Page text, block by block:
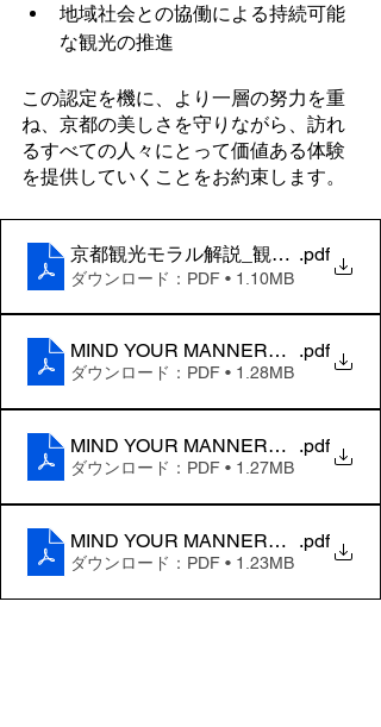
地域社会との協働による持続可能
な観光の推進
この認定を機に、より一層の努力を重
ね、京都の美しさを守りながら、訪れ
るすべての人々にとって価値ある体験
を提供していくことをお約束します。
京都観光モラル解説_観光客編
.pdf
ダウンロード：PDF • 1.10MB
MIND YOUR MANNERS_tw.pdf
ダウンロード：PDF • 1.28MB
MIND YOUR MANNERS_cn.pdf
ダウンロード：PDF • 1.27MB
MIND YOUR MANNERS_en.pdf
ダウンロード：PDF • 1.23MB